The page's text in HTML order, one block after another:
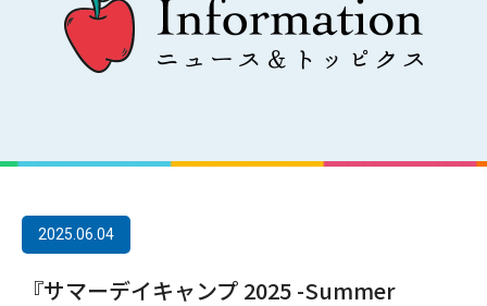
2025.06.04
『サマーデイキャンプ 2025 -Summer